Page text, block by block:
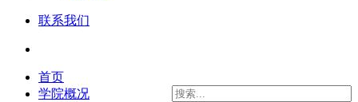
联系我们
首页
学院概况